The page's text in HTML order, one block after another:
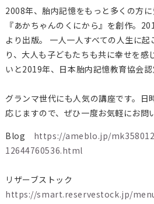
2008年、胎内記憶をもっと多くの方
『あかちゃんのくにから』を創作。
より出版。 一人一人すべての人生に
り、大人も子どもたちも共に幸せを感
いと2019年、日本胎内記憶教育協会認
グランマ世代にも人気の講座です。日
応じますので、ぜひ一度お気軽にお問
Blog https://ameblo.jp/
12644760536.html
リザーブストック
https://smart.reservestock.jp/